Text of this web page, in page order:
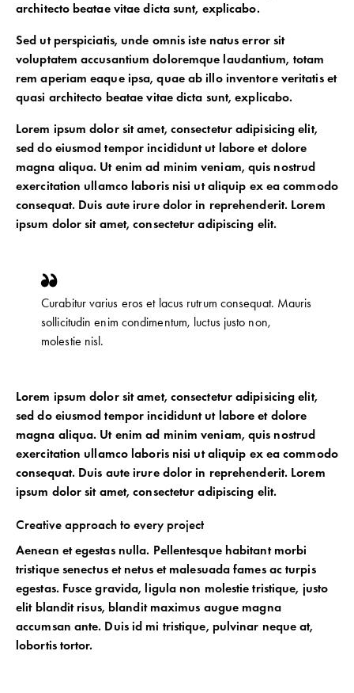
architecto beatae vitae dicta sunt, explicabo.
Sed ut perspiciatis, unde omnis iste natus error sit
voluptatem accusantium doloremque laudantium, totam
rem aperiam eaque ipsa, quae ab illo inventore veritatis et
quasi architecto beatae vitae dicta sunt, explicabo.
Lorem ipsum dolor sit amet, consectetur adipisicing elit,
sed do eiusmod tempor incididunt ut labore et dolore
magna aliqua. Ut enim ad minim veniam, quis nostrud
exercitation ullamco laboris nisi ut aliquip ex ea commodo
consequat. Duis aute irure dolor in reprehenderit. Lorem
ipsum dolor sit amet, consectetur adipiscing elit.
Curabitur varius eros et lacus rutrum consequat. Mauris
sollicitudin enim condimentum, luctus justo non,
molestie nisl.
Lorem ipsum dolor sit amet, consectetur adipisicing elit,
sed do eiusmod tempor incididunt ut labore et dolore
magna aliqua. Ut enim ad minim veniam, quis nostrud
exercitation ullamco laboris nisi ut aliquip ex ea commodo
consequat. Duis aute irure dolor in reprehenderit. Lorem
ipsum dolor sit amet, consectetur adipiscing elit.
Creative approach to every project
Aenean et egestas nulla. Pellentesque habitant morbi
tristique senectus et netus et malesuada fames ac turpis
egestas. Fusce gravida, ligula non molestie tristique, justo
elit blandit risus, blandit maximus augue magna
accumsan ante. Duis id mi tristique, pulvinar neque at,
lobortis tortor.